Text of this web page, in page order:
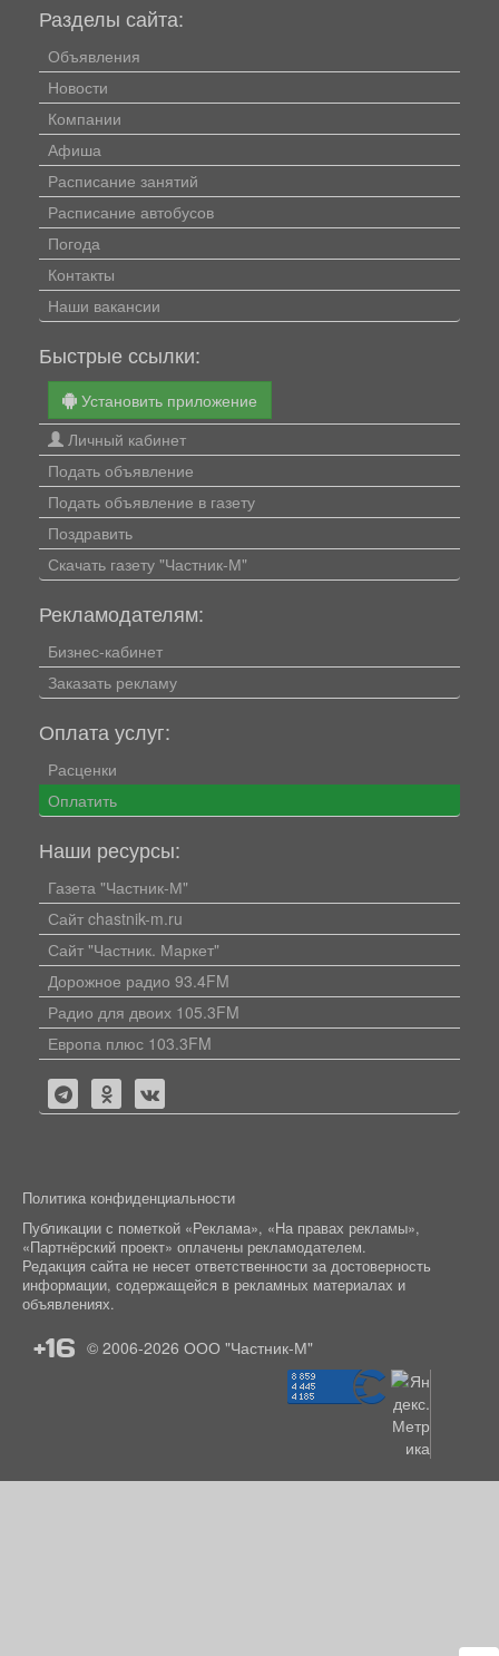
Разделы сайта:
Объявления
Новости
Компании
Афиша
Расписание занятий
Расписание автобусов
Погода
Контакты
Наши вакансии
Быстрые ссылки:
Установить приложение
Личный кабинет
Подать объявление
Подать объявление в газету
Поздравить
Скачать газету "Частник-М"
Рекламодателям:
Бизнес-кабинет
Заказать рекламу
Оплата услуг:
Расценки
Оплатить
Наши ресурсы:
Газета "Частник-М"
Сайт chastnik-m.ru
Сайт "Частник. Маркет"
Дорожное радио 93.4FM
Радио для двоих 105.3FM
Европа плюс 103.3FM
Политика конфиденциальности
Публикации с пометкой «Реклама», «На правах рекламы»,
«Партнёрский проект» оплачены рекламодателем.
Редакция сайта не несет ответственности за достоверность
информации, содержащейся в рекламных материалах и
объявлениях.
+16 © 2006-2026 ООО "Частник-М"